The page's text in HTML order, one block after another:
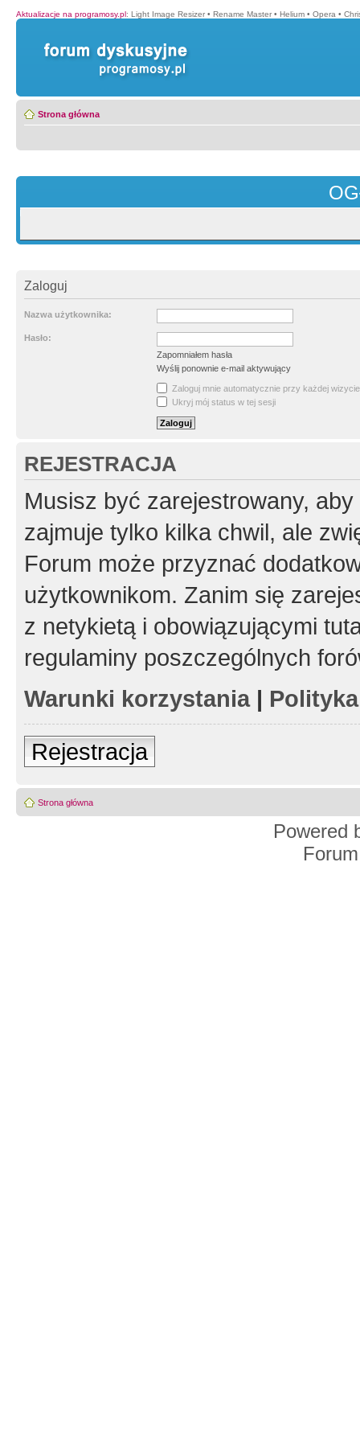
Aktualizacje na programosy.pl: Light Image Resizer • Rename Master • Helium • Opera •
Strona główna
Zaloguj
Nazwa użytkownika:
Hasło:
Zapomniałem hasła
Wyślij ponownie e-mail aktywujący
Zaloguj mnie automatycznie przy każdej wizycie
Ukryj mój status w tej sesji
REJESTRACJA
Musisz być zarejestrowany,
zajmuje tylko kilka chwil, ale
Forum może przyznać
użytkownikom. Zanim się
z netykietą i obowiązującymi
regulaminy poszczególnych
Warunki korzystania|
Rejestracja
Strona główna
Powered